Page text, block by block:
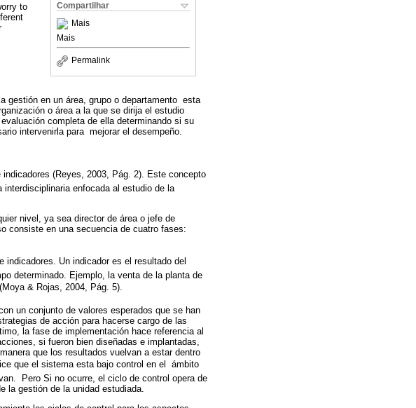
Compartilhar
Mais
Mais
Permalink
to
gestión en un área, grupo o departamento esta
o área a la que se dirija el estudio
completa de ella determinando si su
intervenirla para mejorar el desempeño.
(Reyes, 2003, Pág. 2). Este concepto
enfocada al estudio de la
nivel, ya sea director de área o jefe de
consiste en una secuencia de cuatro fases:
Un indicador es el resultado del
determinado. Ejemplo, la venta de la planta de
(Moya & Rojas, 2004, Pág. 5).
un conjunto de valores esperados que se han
de acción para hacerse cargo de las
la fase de implementación hace referencia al
si fueron bien diseñadas e implantadas,
que los resultados vuelvan a estar dentro
que el sistema esta bajo control en el ámbito
Pero Si no ocurre, el ciclo de control opera de
la gestión de la unidad estudiada.